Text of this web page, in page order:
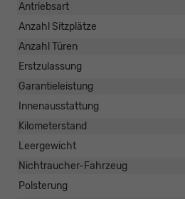
Antriebsart
Anzahl Sitzplätze
Anzahl Türen
Erstzulassung
Garantieleistung
Innenausstattung
Kilometerstand
Leergewicht
Nichtraucher-Fahrzeug
Polsterung